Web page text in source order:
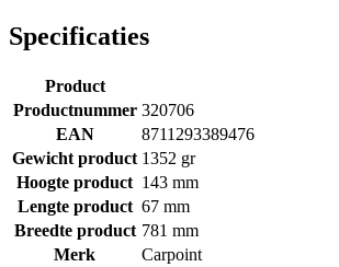
Specificaties
Product
Productnummer 320706
EAN
8711293389476
Gewicht product 1352 gr
Hoogte product 143 mm
Lengte product 67 mm
Breedte product 781 mm
Merk
Carpoint